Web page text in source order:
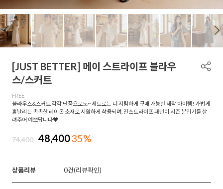
[JUST BETTER] 메이 스트라이프 블라우
스/스커트
FREE
블라우스&스커트 각각 단품으로도~ 세트로는 더 저렴하게 구매 가능한 제작 아이템! 가볍게
흩날리는 촉촉한 레이온 소재로 시원하게 착용되며, 잔스트라이프 패턴이 시즌 분위기를 살
려주어 예쁘답니다♥
74,400 48,40035%
상품리뷰 0